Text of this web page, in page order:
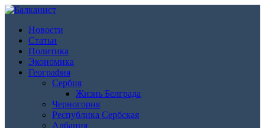
Новости
Статьи
Политика
Экономика
География
Сербия
Жизнь Белграда
Черногория
Республика Сербская
Албания